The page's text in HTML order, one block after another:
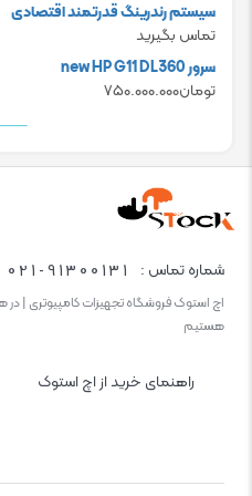
سیستم رندرینگ قدرتمند اقتصادی
تماس بگیرید
سرور new HP G11 DL360
تومان۷۵۰.۰۰۰.۰۰۰
شماره تماس : 021-91300131
اچ استوک فروشگاه تجهیزات کامپیوتری | در
هستیم
راهنمای خرید از اچ استوک